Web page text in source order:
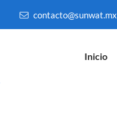
contacto@sunwat.mx
Inicio